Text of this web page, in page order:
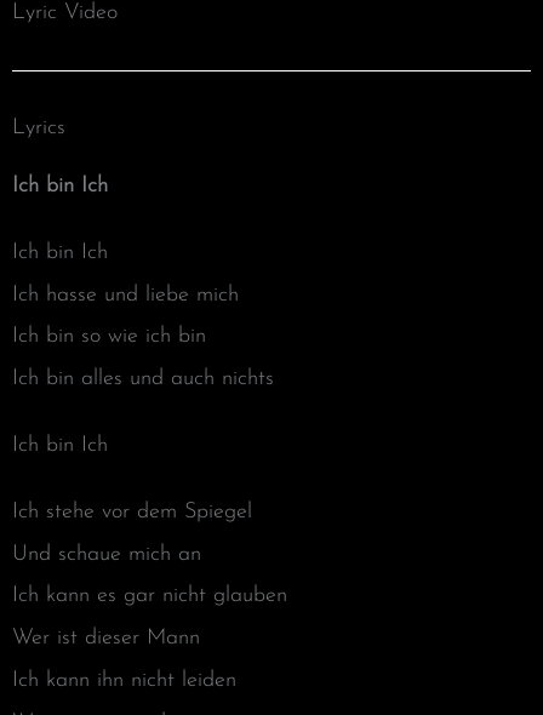
Lyric Video
Lyrics
Ich bin Ich
Ich bin Ich
Ich hasse und liebe mich
Ich bin so wie ich bin
Ich bin alles und auch nichts
Ich bin Ich
Ich stehe vor dem Spiegel
Und schaue mich an
Ich kann es gar nicht glauben
Wer ist dieser Mann
Ich kann ihn nicht leiden